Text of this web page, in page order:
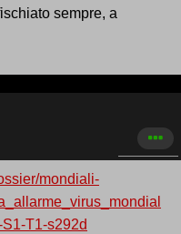
sempre, a
mondiali-
T1-s292d